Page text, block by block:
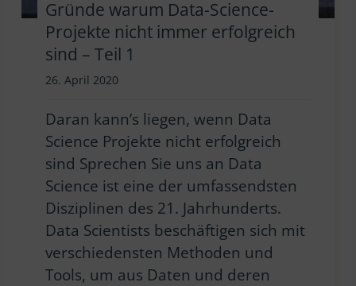
Gründe warum Data-Science-
Projekte nicht immer erfolgreich
sind – Teil 1
26. April 2020
Daran kann’s liegen, wenn Data
Science Projekte nicht erfolgreich
sind Sprechen Sie uns an Data
Science ist eine der umfassendsten
Disziplinen des 21. Jahrhunderts.
Data Scientists beschäftigen sich mit
verschiedensten Methoden und
Tools, um aus Daten und deren